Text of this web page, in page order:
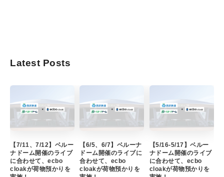
Latest Posts
【7/11、7/12】ベルー
ナドーム開催のライブ
に合わせて、ecbo
cloakが荷物預かりを
【6/5、6/7】ベルーナ
ドーム開催のライブに
合わせて、ecbo
cloakが荷物預かりを
【5/16-5/17】ベルー
ナドーム開催のライブ
に合わせて、ecbo
cloakが荷物預かりを